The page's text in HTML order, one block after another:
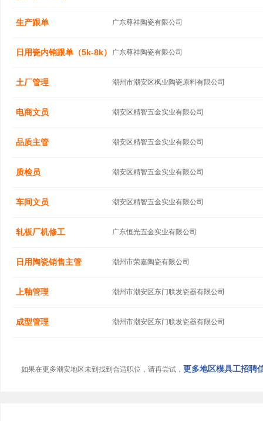
生产跟单 广东尊祥陶瓷有限公司
日用瓷内销跟单（5k-8k） 广东尊祥陶瓷有限公司
土厂管理 潮州市潮安区枫业陶瓷原料有限公司
电商文员 潮安区精智五金实业有限公司
品质主管 潮安区精智五金实业有限公司
质检员 潮安区精智五金实业有限公司
车间文员 潮安区精智五金实业有限公司
轧板厂机修工 广东恒光五金实业有限公司
日用陶瓷销售主管 潮州市荣嘉陶瓷有限公司
上釉管理 潮州市潮安区东门联发瓷器有限公司
成型管理 潮州市潮安区东门联发瓷器有限公司
如果在更多潮安地区未到找到合适职位，请再尝试， 更多地区模具工招聘